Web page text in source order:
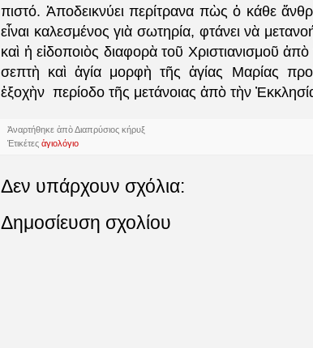
πιστό. Ἀποδεικνύει περίτρανα πὼς ὁ κάθε
εἶναι καλεσμένος γιὰ σωτηρία, φτάνει νὰ
καὶ ἡ εἰδοποιὸς διαφορὰ τοῦ Χριστιανισμοῦ
σεπτὴ καὶ ἁγία μορφὴ τῆς ἁγίας Μαρίας
ἐξοχὴν περίοδο τῆς μετάνοιας ἀπὸ τὴν
Ἀναρτήθηκε ἀπὸΔιαπρύσιος κήρυξ
Ἐτικέτες ἁγιολόγιο
Δεν υπάρχουν σχόλια:
Δημοσίευση σχολίου